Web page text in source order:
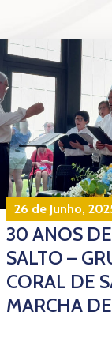
26 de Junho,
30 ANOS
SALTO –
CORAL DE
MARCHA